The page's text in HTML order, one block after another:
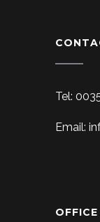
Tel:
Email: